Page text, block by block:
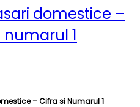
domestice –
numarul 1
– Cifra si Numarul 1